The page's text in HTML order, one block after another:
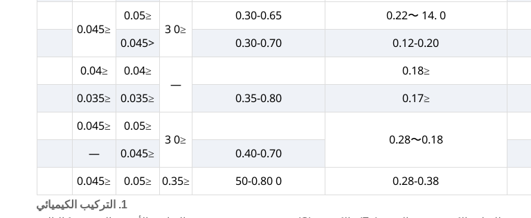
0 .14 〜0.22
0.30-0.65
≤0 3
≤0.05
≤0.045
0.12-0.20
0.30-0.70
<0.045
≤0.18
—
≤0.04
≤0.04
≤0.17
0.35-0.80
≤0.035
≤0.035
0.18〜0.28
≤0 3
≤0.05
≤0.045
0.40-0.70
≤0.045
—
0.28-0.38
0 50-0.80
≤0.35
≤0.05
≤0.045
1. التركيب الكيميائي